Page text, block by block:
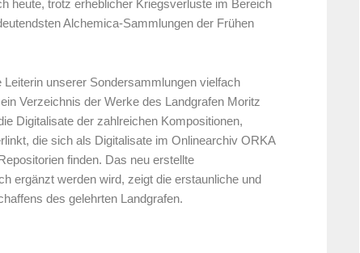
heute, trotz erheblicher Kriegsverluste im Bereich
Alchemica-Sammlungen der Frühen
Leiterin unserer Sondersammlungen vielfach
Verzeichnis der Werke des Landgrafen Moritz
Digitalisate der zahlreichen Kompositionen,
die sich als Digitalisate im Onlinearchiv ORKA
finden. Das neu erstellte
ergänzt werden wird, zeigt die erstaunliche und
des gelehrten Landgrafen.